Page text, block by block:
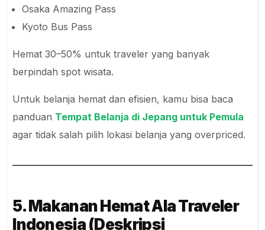
Osaka Amazing Pass
Kyoto Bus Pass
Hemat 30–50% untuk traveler yang banyak
berpindah spot wisata.
Untuk belanja hemat dan efisien, kamu bisa baca
panduan Tempat Belanja di Jepang untuk Pemula
agar tidak salah pilih lokasi belanja yang overpriced.
5. Makanan Hemat Ala Traveler
Indonesia (Deskripsi